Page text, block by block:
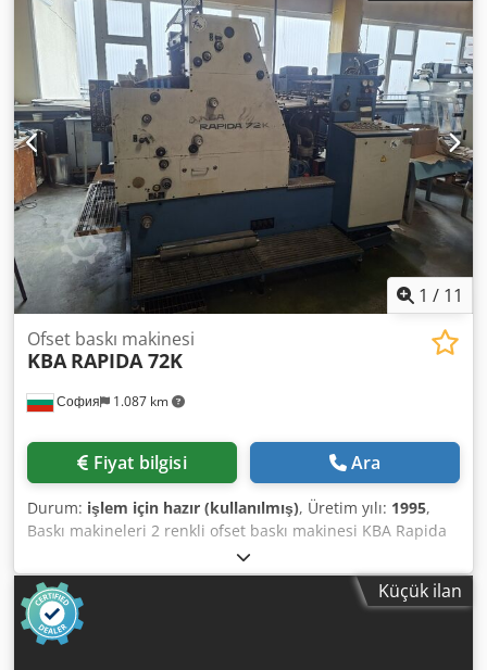
1 / 11
София 1.087 km
Ofset baskı makinesi
KBA RAPIDA 72K
Fiyat bilgisi Ara
Durum: işlem için hazır (kullanılmış), Üretim yılı: 1995,
Baskı makineleri 2 renkli ofset baskı makinesi KBA Rapida
72K Yıl: 1994 Seri No: 65802317 Dcjdpfxjyx Iyvo Akijk Yıl:
1995 Baskı ünitesi sayısı: 2 Kağıt boyutu MAX: 520 x 720
mm Kağıt boyutu MIN: 210 x 297 mm Baskı hızı: 17.000
tabaka/saat Baskı kalıbı boyutu: 557 x 720 mm Baskı bezi
boyutu: 585 x 730 mm Sayaç: 32 milyon Mevcut durumu:
Küçük ilan